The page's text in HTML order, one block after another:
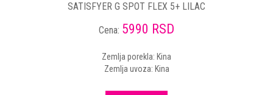
SATISFYER G SPOT FLEX 5+ LILAC
Cena: 5990 RSD
Zemlja porekla: Kina
Zemlja uvoza: Kina